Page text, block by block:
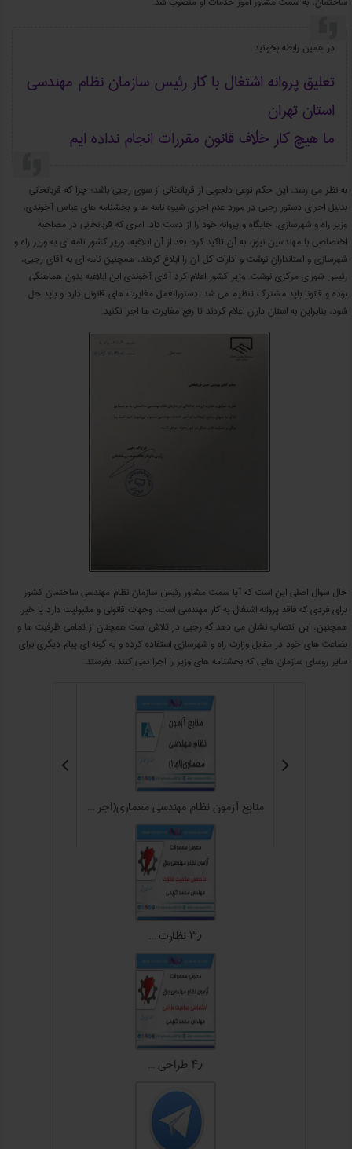
در همین رابطه بخوانید
تعلیق پروانه اشتغال با کار رئیس سازمان نظام مهندسی
استان تهران
ما هیچ کار خلاف قانون مقررات انجام نداده ایم
به نظر می رسد، این حکم نوعی دلجویی از قربانخانی از سوی رجبی باشد؛ چرا که قربانخانی
بدلیل اجرای دستور رجبی در مورد عدم اجرای شیوه نامه ها و بخشنامه های عباس آخوندی،
وزیر راه و شهرسازی، جایگاه و پروانه خود را از دست داد. امری که قربانحانی در مصاحبه
اختصاصی با مهندسین نیوز، به آن تاکید کرد: بعد از آن ابلاغیه، وزیر کشور نامه ای به وزیر راه و
شهرسازی و استانداران نوشت و ادارات کل آن را ابلاغ کردند، همچنین نامه ای به آقای رجبی،
رئیس شورای مرکزی نوشت. وزیر کشور اعلام کرد آقای آخوندی این ابلاغیه بدون هماهنگی
بوده و قانونا باید مشترک تنظیم می شد. دستورالعمل مغایرت های قانونی دارد و باید حل
شود، بنابراین به استان داران اعلام کردند تا رفع مغایرت ها اجرا نکنید.
حال سوال اصلی این است که آیا سمت مشاور رئیس سازمان نظام مهندسی ساختمان کشور
برای فردی که فاقد پروانه اشتغال به کار مهندسی است، وجهات قانونی و مقبولیت دارد یا خیر.
همچنین، این انتصاب نشان می دهد که رجبی در تلاش است همچنان از تمامی ظرفیت ها و
بضاعت های خود در مقابل وزارت راه و شهرسازی استفاده کرده و به گونه ای پیام دیگری برای
سایر روسای سازمان هایی که بخشنامه های وزیر را اجرا نمی کنند، بفرستد.

منابع آزمون نظام مهندسی معماري(اجر ...
۳٫ نظارت ...
۴٫ طراحی ...
